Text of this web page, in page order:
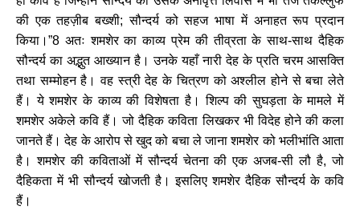
की एक तहज़ीब बख्शी; सौन्दर्य को सहज भाषा में अनाहत रूप प्रदान
किया।”8 अतः शमशेर का काव्य प्रेम की तीव्रता के साथ-साथ दैहिक
सौन्दर्य का अद्भुत आख्यान है। उनके यहाँ नारी देह के प्रति चरम आसक्ति
तथा सम्मोहन है। वह स्त्री देह के चित्रण को अश्लील होने से बचा लेते
हैं। ये शमशेर के काव्य की विशेषता है। शिल्प की सुघड़ता के मामले में
शमशेर अकेले कवि हैं। जो दैहिक कविता लिखकर भी विदेह होने की कला
जानते हैं। देह के आरोप से खुद को बचा ले जाना शमशेर को भलीभांति आता
है। शमशेर की कविताओं में सौन्दर्य चेतना की एक अजब-सी लौ है, जो
दैहिकता में भी सौन्दर्य खोजती है। इसलिए शमशेर दैहिक सौन्दर्य के कवि
हैं।